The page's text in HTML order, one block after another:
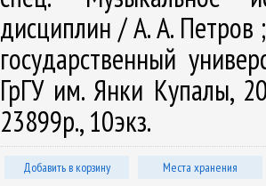
дисциплин / А. А. Петров
государственный
ГрГУ им. Янки Купалы,
23899р., 10экз.
Добавить в корзину Места хранения